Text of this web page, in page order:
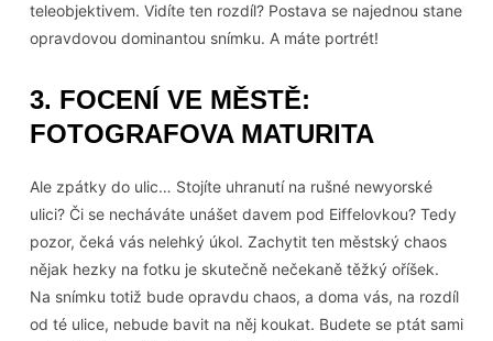
teleobjektivem. Vidíte ten rozdíl? Postava se najednou stane
opravdovou dominantou snímku. A máte portrét!
3. FOCENÍ VE MĚSTĚ:
FOTOGRAFOVA MATURITA
Ale zpátky do ulic… Stojíte uhranutí na rušné newyorské
ulici? Či se necháváte unášet davem pod Eiffelovkou? Tedy
pozor, čeká vás nelehký úkol. Zachytit ten městský chaos
nějak hezky na fotku je skutečně nečekaně těžký oříšek.
Na snímku totiž bude opravdu chaos, a doma vás, na rozdíl
od té ulice, nebude bavit na něj koukat. Budete se ptát sami